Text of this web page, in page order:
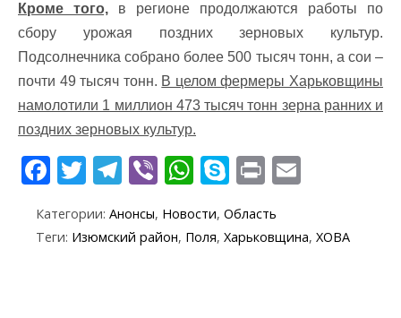
Кроме того, в регионе продолжаются работы по
сбору урожая поздних зерновых культур.
Подсолнечника собрано более 500 тысяч тонн, а сои –
почти 49 тысяч тонн. В целом фермеры Харьковщины
намолотили 1 миллион 473 тысяч тонн зерна ранних и
поздних зерновых культур.
F
e
T
itt
T
e
gr
Vi
er
W
at
S
k
y
p
Pr
t ai
Категории: Анонсы, Новости, Область
Теги: Изюмский район, Поля, Харьковщина, ХОВА